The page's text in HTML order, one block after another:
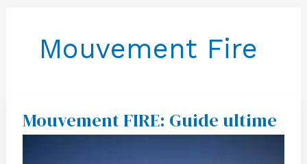
Mouvement Fire
Mouvement FIRE: Guide ultime
Mouvement
FIRE:
Guide